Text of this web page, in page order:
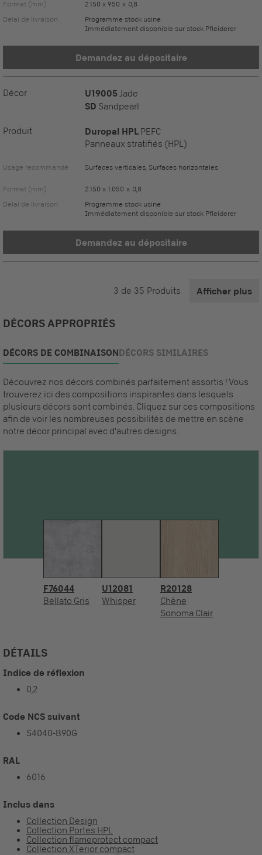
Format (mm)
2.150 x 950 x 0,8
Délai de livraison
Programme stock usine
Immédiatement disponible sur stock Pfleiderer
Demandez au dépositaire
Décor U19005 Jade
SD Sandpearl
Produit Duropal HPL PEFC
Panneaux stratifiés (HPL)
Usage recommandé Surfaces verticales, Surfaces horizontales
Format (mm)
2.150 x 1.050 x 0,8
Délai de livraison
Programme stock usine
Immédiatement disponible sur stock Pfleiderer
Demandez au dépositaire
3 de 35 Produits Afficher plus
DÉCORS APPROPRIÉS
DÉCORS DE COMBINAISONDÉCORS SIMILAIRES
Découvrez nos décors combinés parfaitement assortis ! Vous
trouverez ici des compositions inspirantes dans lesquels
plusieurs décors sont combinés. Cliquez sur ces compositions
afin de voir les nombreuses possibilités de mettre en scène
notre décor principal avec d'autres designs.
F76044
Bellato Gris
U12081
Whisper
R20128
Chêne
Sonoma Clair
DÉTAILS
Indice de réflexion
0,2
Code NCS suivant
S4040-B90G
RAL
6016
Inclus dans
Collection Design
Collection Portes HPL
Collection flameprotect compact
Collection XTerior compact